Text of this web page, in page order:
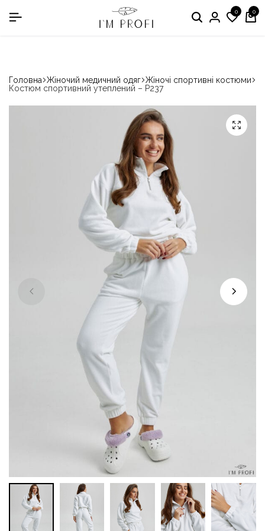
в номінації «Кращій виробник медичного одягу» 0 0
Головна Жіночий медичний одяг Жіночі спортивні костюми
Костюм спортивний утеплений – P237